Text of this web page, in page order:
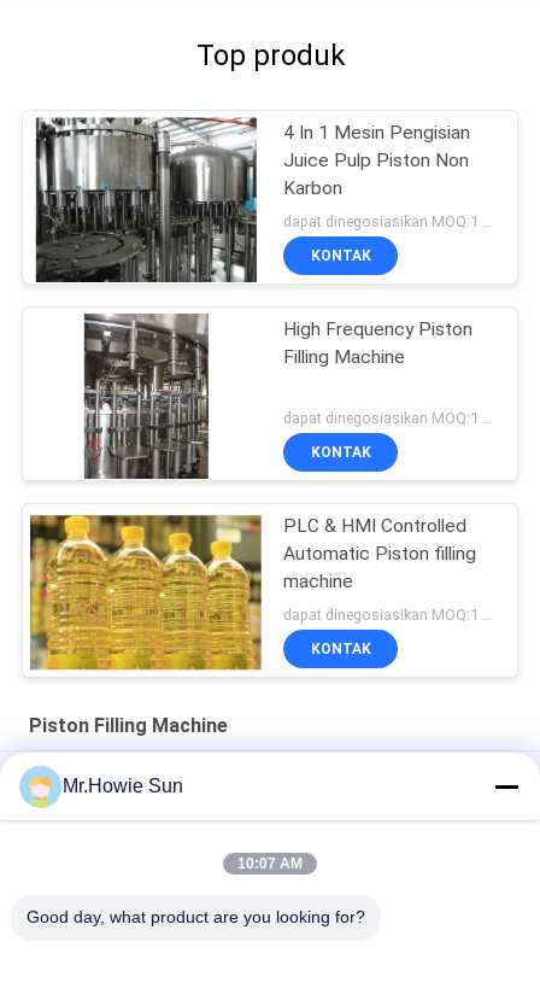
Top produk
4 In 1 Mesin Pengisian
Juice Pulp Piston Non
Karbon
dapat dinegosiasikan MOQ:1 set
KONTAK
High Frequency Piston
Filling Machine
KONTAK
PLC & HMI Controlled
Automatic Piston filling
machine
KONTAK
Piston Filling Machine
Mesin pengisian piston servo pembilas botol kaca otomatis 2
oz
Mr.Howie Sun
10:07 AM
Good day, what product are you looking for?